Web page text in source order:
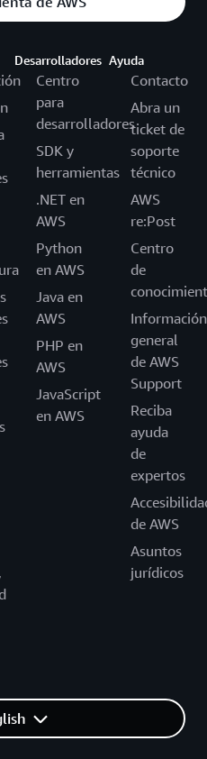
Desarrolladores
Centro
para
desarrolladores
SDK y
herramientas
.NET en
AWS
Python
en AWS
Java en
AWS
PHP en
AWS
JavaScript
en AWS
Ayuda
Contacto
Abra un
ticket de
soporte
técnico
AWS
re:Post
Centro
de
Información
general
de AWS
Support
Reciba
ayuda
de
expertos
de AWS
Asuntos
jurídicos